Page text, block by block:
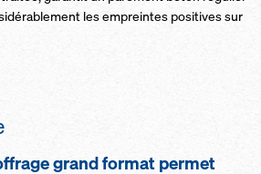
les empreintes positives sur
grand format permet